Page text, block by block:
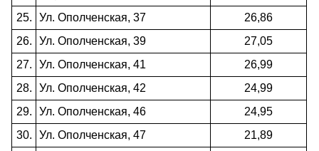
25.
Ул. Ополченская, 37
26,86
26.
Ул. Ополченская, 39
27,05
27.
Ул. Ополченская, 41
26,99
28.
Ул. Ополченская, 42
24,99
29.
Ул. Ополченская, 46
24,95
30.
Ул. Ополченская, 47
21,89